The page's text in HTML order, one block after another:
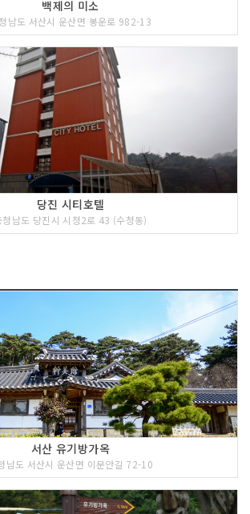
백제의 미소
남도 서산시 운산면 봉운로 982-13
당진 시티호텔
청남도 당진시 시청2로 43 (수청동)
서산 유기방가옥
남도 서산시 운산면 이문안길 72-10